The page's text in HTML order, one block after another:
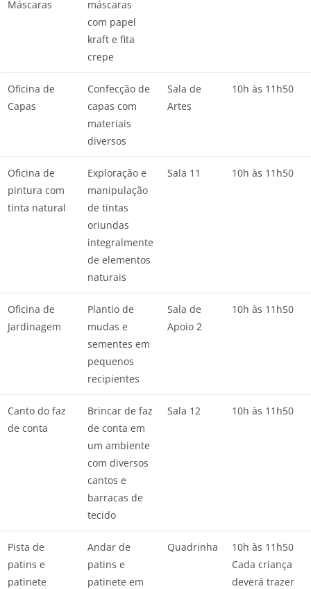
Máscaras
máscaras
com papel
kraft e fita
crepe
Oficina de
Capas
Confecção de
capas com
materiais
diversos
Sala de
Artes
10h às 11h50
Oficina de
pintura com
tinta natural
Exploração e
manipulação
de tintas
oriundas
integralmente
de elementos
naturais
Sala 11 10h às 11h50
Oficina de
Jardinagem
Plantio de
mudas e
sementes em
pequenos
recipientes
Sala de
Apoio 2
10h às 11h50
Canto do faz
de conta
Brincar de faz
de conta em
um ambiente
com diversos
cantos e
barracas de
tecido
Sala 12 10h às 11h50
Pista de
patins e
patinete
Andar de
patins e
patinete em
Quadrinha
10h às 11h50
Cada criança
deverá trazer